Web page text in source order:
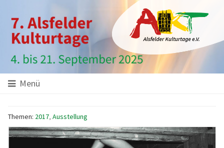
Startseite
Hauptinhalt
Menü
Themen: 2017, Ausstellung